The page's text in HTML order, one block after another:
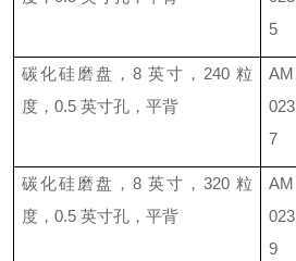
5
碳化硅磨盘， 8 英寸， 240 粒
度， 0.5 英寸孔，平背
AM
023
7
碳化硅磨盘， 8 英寸， 320 粒
度， 0.5 英寸孔，平背
AM
023
9